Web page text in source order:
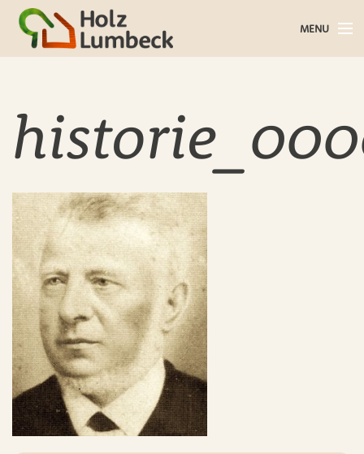
MENU
Holz im Garten
Bauholz
Baustoffe
Service
Über uns
Blog
Kontakt